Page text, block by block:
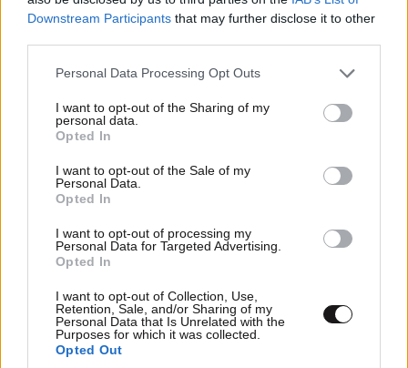
Downstream Participants that may further disclose it to other
Please note that this website/app uses one or more Google
not limited to your visit or usage behaviour. You may click to
grant or deny consent to Google and its third-party tags to
use your data for below specified purposes in below Google
consent section.
Personal Data Processing Opt Outs
I want to opt-out of the Sharing of my
personal data.
Opted In
I want to opt-out of the Sale of my
Personal Data.
Opted In
I want to opt-out of processing my
Personal Data for Targeted Advertising.
Opted In
I want to opt-out of Collection, Use,
Retention, Sale, and/or Sharing of my
Personal Data that Is Unrelated with the
Purposes for which it was collected.
Opted Out